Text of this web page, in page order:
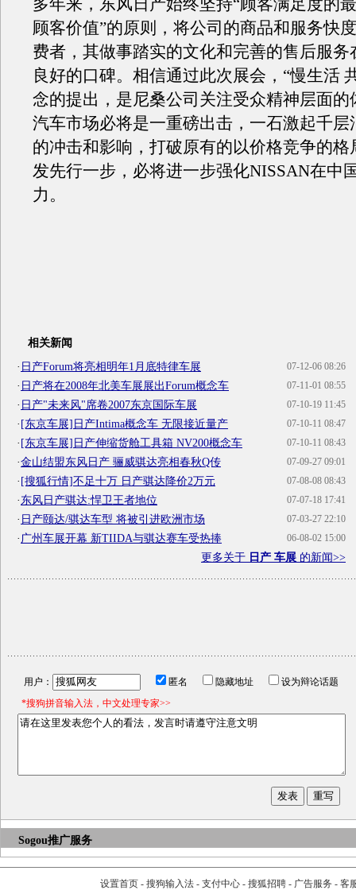
多年来，东风日产始终坚持“顾客满足度的
顾客价值”的原则，将公司的商品和服务快
费者，其做事踏实的文化和完善的售后服务
良好的口碑。相信通过此次展会，“慢生活
念的提出，是尼桑公司关注受众精神层面的
汽车市场必将是一重磅出击，一石激起千层
的冲击和影响，打破原有的以价格竞争的格
发先行一步，必将进一步强化NISSAN在中
力。
相关新闻
07-12-06 08:26
· 日产Forum将亮相明年1月底特律车展
07-11-01 08:55
· 日产将在2008年北美车展展出Forum概念车
07-10-19 11:45
· 日产"未来风"席卷2007东京国际车展
07-10-11 08:47
·[东京车展]日产Intima概念车 无限接近量产
07-10-11 08:43
·[东京车展]日产伸缩货舱工具箱 NV200概念车
07-09-27 09:01
·金山结盟东风日产 骊威骐达亮相春秋Q传
07-08-08 08:43
·[搜狐行情]不足十万 日产骐达降价2万元
07-07-18 17:41
·东风日产骐达:悍卫王者地位
07-03-27 22:10
· 日产颐达/骐达车型 将被引进欧洲市场
06-08-02 15:00
· 广州车展开幕 新TIIDA与骐达赛车受热捧
更多关于 日产 车展 的新闻>>
用户： 匿名 隐藏地址
设为辩论话题
*搜狗拼音输入法，中文处理专家>>
Sogou推广服务
设置首页- 搜狗输入法- 支付中心- 搜狐招聘- 广告服务 - 客